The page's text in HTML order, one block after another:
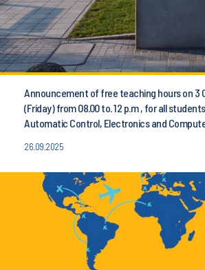
Announcement of free teaching hours on 3
(Friday) from 08.00 to. 12 p.m , for all
Automatic Control, Electronics and
26.09.2025